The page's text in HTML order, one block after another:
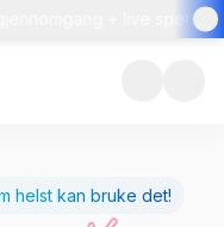
+ live spørsmål og
helst kan bruke det!